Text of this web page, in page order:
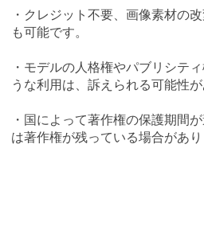
・クレジット不要、画像素材の
も可能です。
・モデルの人格権やパブリシテ
うな利用は、訴えられる可能性が
・国によって著作権の保護期間
は著作権が残っている場合があり